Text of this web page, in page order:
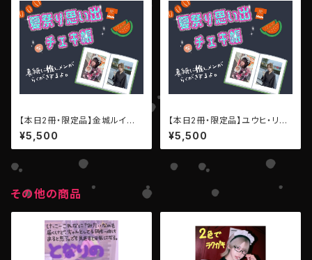
【本日2冊・限定品】金城ルイ▶︎
推しメン♡チェキ帳・LEIWAN
¥5,500
【本日2冊・限定品】ユウヒ・リコ
▶︎ 推しメン♡チェキ帳・LEIWA
N
¥5,500
その他の商品